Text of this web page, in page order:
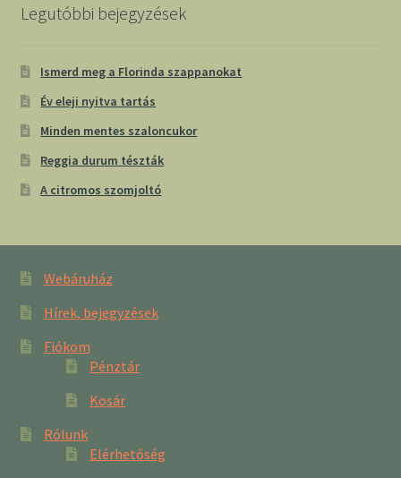
Legutóbbi bejegyzések
Ismerd meg a Florinda szappanokat
Év eleji nyitva tartás
Minden mentes szaloncukor
Reggia durum tészták
A citromos szomjoltó
Webáruház
Hírek, bejegyzések
Fiókom
Pénztár
Kosár
Rólunk
Elérhetőség